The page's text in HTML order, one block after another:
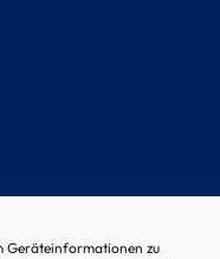
Geräteinformationen zu